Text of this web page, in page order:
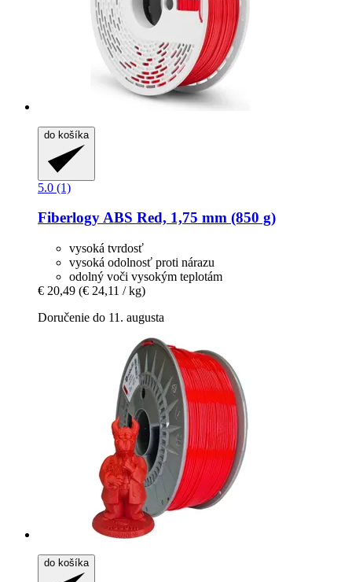
do košíka
5.0 (1)
FiberlogyABS Red, 1,75 mm (850 g)
vysoká tvrdosť
vysoká odolnosť proti nárazu
odolný voči vysokým teplotám
€ 20,49 (€ 24,11 / kg)
Doručenie do 11. augusta
do košíka